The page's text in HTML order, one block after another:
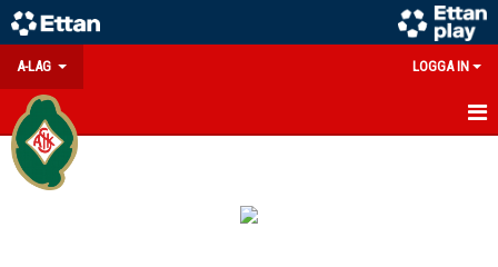
A-LAG LOGGA IN
MATCHER